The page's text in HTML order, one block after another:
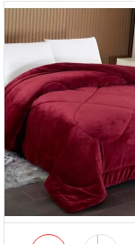
100% Poliéster
Medidas:
1,50 m X 2,20 m
Contém: 6
*Imagem